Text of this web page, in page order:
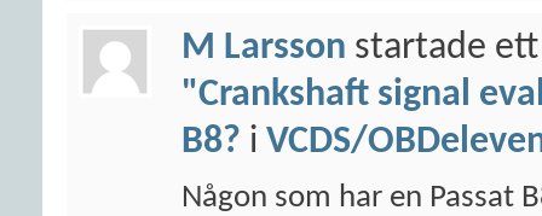
M Larsson startade
"Crankshaft signal
B8? i VCDS/
Någon som har en Passat